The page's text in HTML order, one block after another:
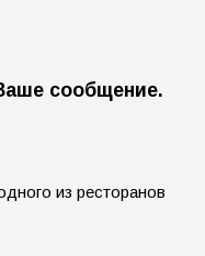
сообщение.